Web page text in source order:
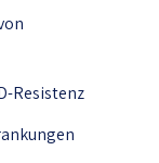
Resistenz